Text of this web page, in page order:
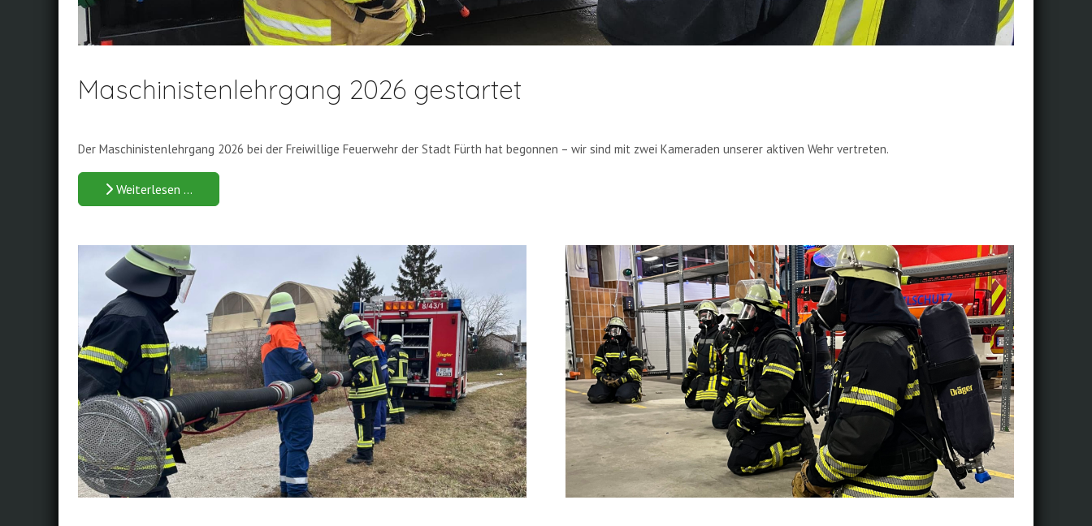
Maschinistenlehrgang 2026 gestartet
Der Maschinistenlehrgang 2026 bei der Freiwillige Feuerwehr der Stadt Fürth hat begonnen – wir sind mit zwei Kameraden unserer aktiven Wehr vertreten.
Weiterlesen …